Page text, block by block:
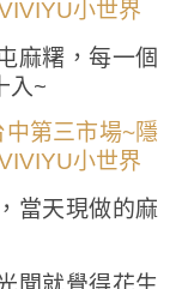
麻糬，每一個
入~
當天現做的麻